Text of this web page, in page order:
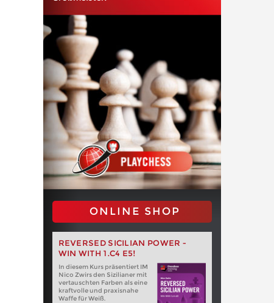
ONLINE SHOP
REVERSED SICILIAN POWER -
WIN WITH 1.C4 E5!
In diesem Kurs präsentiert IM
Nico Zwirs den Sizilianer mit
vertauschten Farben als eine
kraftvolle und praxisnahe
Waffe für Weiß.